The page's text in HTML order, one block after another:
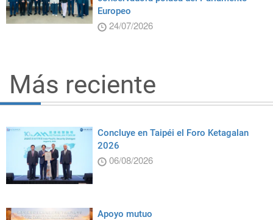
Europeo
24/07/2026
Más reciente
Concluye en Taipéi el Foro Ketagalan
2026
06/08/2026
Apoyo mutuo